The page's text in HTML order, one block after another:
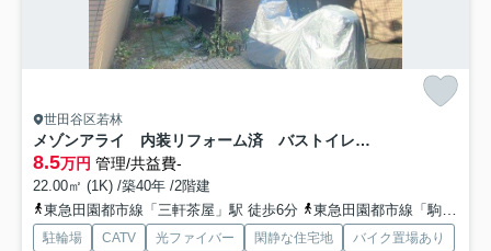
世田谷区若林
メゾンアライ 内装リフォーム済 バストイレ別 通風良好
8.5万円 管理/共益費-
22.00㎡ (1K) /築40年 /2階建
東急田園都市線「三軒茶屋」駅 徒歩6分
東急田園都市線「駒沢大学」駅 徒歩19分
駐輪場 CATV 光ファイバー 閑静な住宅地
バイク置場あり